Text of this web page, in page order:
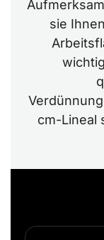
sie
cm-Lineal